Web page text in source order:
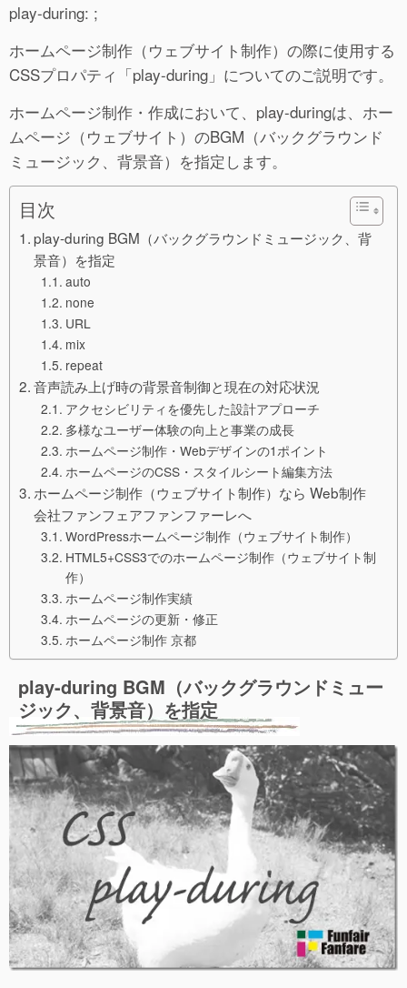
play-during: ;
ホームページ制作（ウェブサイト制作）の際に使用する
CSSプロパティ「play-during」についてのご説明です。
ホームページ制作・作成において、play-duringは、ホー
ムページ（ウェブサイト）のBGM（バックグラウンド
ミュージック、背景音）を指定します。
目次
play-during BGM（バックグラウンドミュージック、背
景音）を指定
auto
none
URL
mix
repeat
音声読み上げ時の背景音制御と現在の対応状況
アクセシビリティを優先した設計アプローチ
多様なユーザー体験の向上と事業の成長
ホームページ制作・Webデザインの1ポイント
ホームページのCSS・スタイルシート編集方法
ホームページ制作（ウェブサイト制作）なら Web制作
会社ファンフェアファンファーレへ
WordPressホームページ制作（ウェブサイト制作）
HTML5+CSS3でのホームページ制作（ウェブサイト制
作）
ホームページ制作実績
ホームページの更新・修正
ホームページ制作 京都
play-during BGM（バックグラウンドミュー
ジック、背景音）を指定